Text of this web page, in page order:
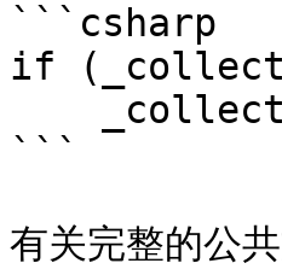
```csharp
if
```
有关完整的公